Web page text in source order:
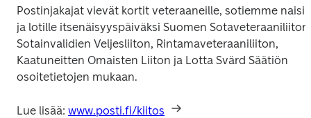
Postinjakajat vievät kortit veteraaneille, sotiemme
ja lotille itsenäisyyspäiväksi Suomen Sotaveteraaniliiton,
Sotainvalidien Veljesliiton, Rintamaveteraaniliiton,
Kaatuneitten Omaisten Liiton ja Lotta Svärd Säätiön
osoitetietojen mukaan.
Lue lisää: www.posti.fi/kiitos